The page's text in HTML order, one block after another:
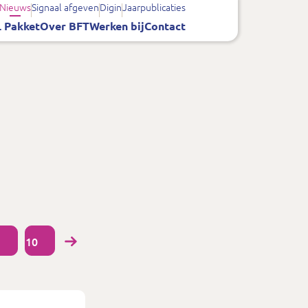
NieuwsSignaal afgevenDiginJaarpublicaties
PakketOver BFTWerken bijContact
10